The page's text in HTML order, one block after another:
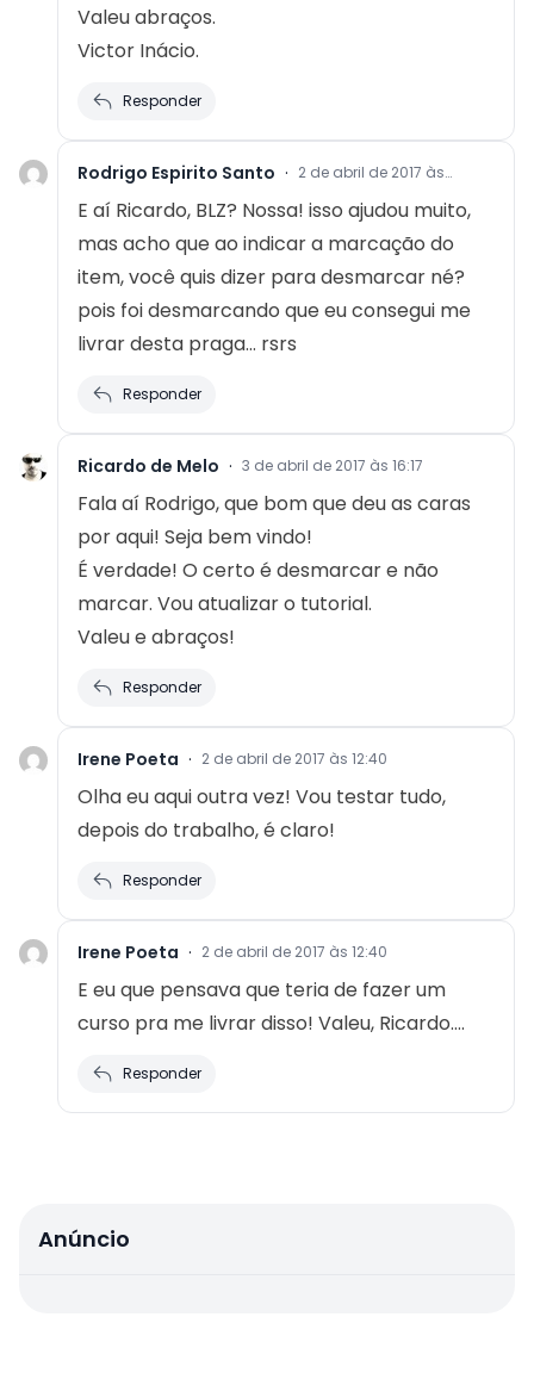
Valeu abraços.
Victor Inácio.
Responder
Rodrigo Espirito Santo · 2 de abril de 2017 às
E aí Ricardo, BLZ? Nossa! isso ajudou muito,
mas acho que ao indicar a marcação do
item, você quis dizer para desmarcar né?
pois foi desmarcando que eu consegui me
livrar desta praga… rsrs
Responder
Ricardo de Melo · 3 de abril de 2017 às 16:17
Fala aí Rodrigo, que bom que deu as caras
por aqui! Seja bem vindo!
É verdade! O certo é desmarcar e não
marcar. Vou atualizar o tutorial.
Valeu e abraços!
Responder
Irene Poeta · 2 de abril de 2017 às 12:40
Olha eu aqui outra vez! Vou testar tudo,
depois do trabalho, é claro!
Responder
Irene Poeta · 2 de abril de 2017 às 12:40
E eu que pensava que teria de fazer um
curso pra me livrar disso! Valeu, Ricardo….
Responder
Anúncio